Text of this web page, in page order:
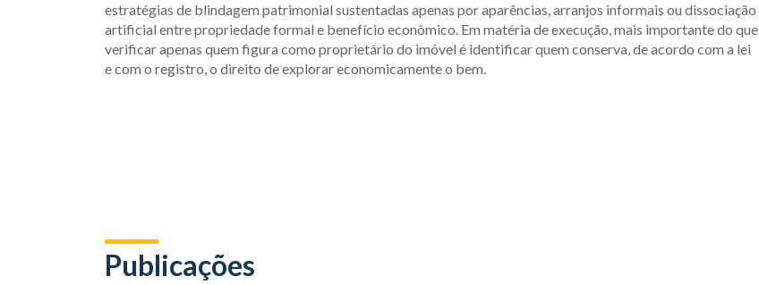
estratégias de blindagem patrimonial sustentadas apenas por aparências, arranjos informais ou dissociação
artificial entre propriedade formal e benefício econômico. Em matéria de execução, mais importante do que
verificar apenas quem figura como proprietário do imóvel é identificar quem conserva, de acordo com a lei
e com o registro, o direito de explorar economicamente o bem.
Publicações